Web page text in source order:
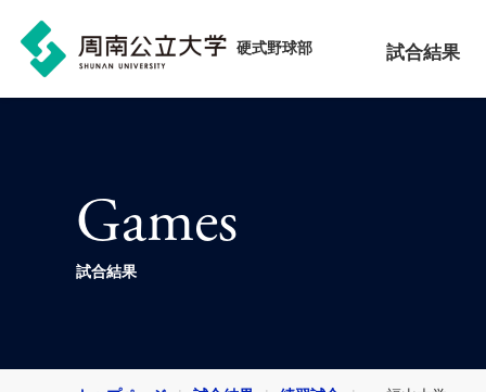
硬式野球部 試合結果
Games
試合結果